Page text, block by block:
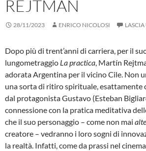
REJTMAN
28/11/2023 ENRICO NICOLOSI
Dopo più di trent’anni di carriera, per il
lungometraggio La practica, Martín
adorata Argentina per il vicino Cile. Non
una sorta di ritiro spirituale, esattamente
dal protagonista Gustavo (Esteban
connessione con la pratica meditativa
che il suo personaggio – come non mai
creatore – vedranno i loro sogni di
la realtà. Infatti, come da prassi nel